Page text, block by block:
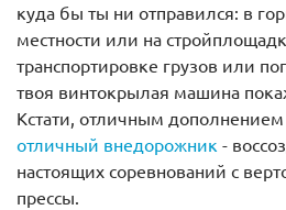
куда бы ты ни отправился: в
местности или на
транспортировке грузов или
твоя винтокрылая машина
Кстати, отличным
отличный внедорожник -
настоящих соревнований с
прессы.